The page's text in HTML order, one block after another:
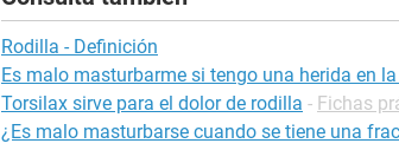
Rodilla - Definición
Es malo masturbarme si tengo una herida en
Torsilax sirve para el dolor de rodilla - Fichas
¿Es malo masturbarse cuando se tiene una